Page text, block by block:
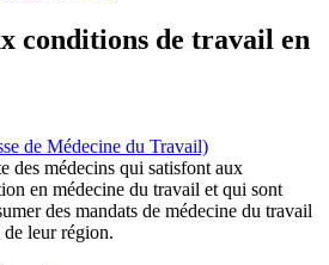
conditions de travail en
de Médecine du Travail)
des médecins qui satisfont aux
en médecine du travail et qui sont
des mandats de médecine du travail
de leur région.